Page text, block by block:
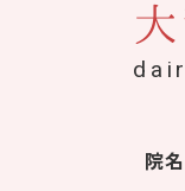
院名